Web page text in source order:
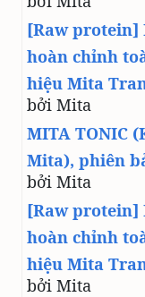
[Raw protein]
hoàn chỉnh
hiệu Mita
bởi Mita
MITA TONIC
Mita), phiên
bởi Mita
[Raw protein]
hoàn chỉnh
hiệu Mita
bởi Mita